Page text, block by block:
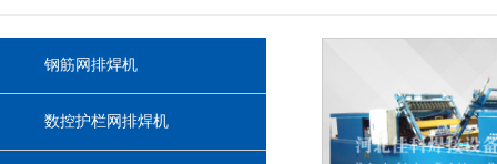
钢筋网排焊机
数控护栏网排焊机